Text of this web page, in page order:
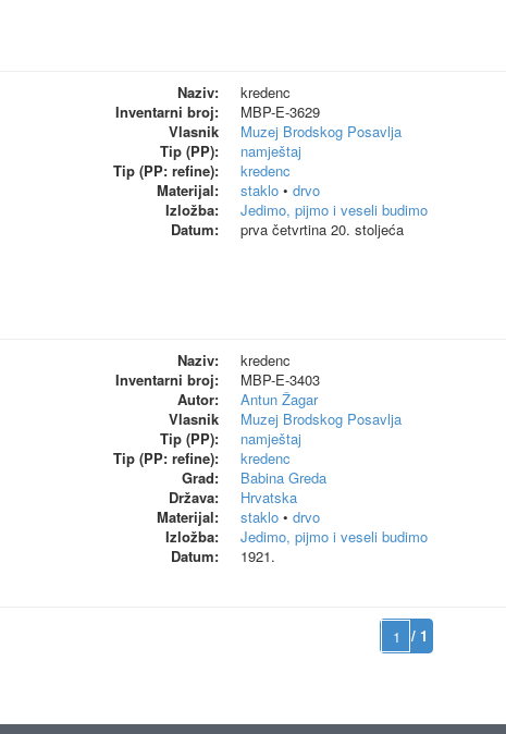
Naziv:
kredenc
Inventarni broj:
MBP-E-3629
Vlasnik
Muzej Brodskog Posavlja
Tip (PP):
namještaj
Tip (PP: refine):
kredenc
Materijal:
staklo • drvo
Izložba:
Jedimo, pijmo i veseli budimo
Datum:
prva četvrtina 20. stoljeća
Naziv:
kredenc
Inventarni broj:
MBP-E-3403
Autor:
Antun Žagar
Vlasnik
Muzej Brodskog Posavlja
Tip (PP):
namještaj
Tip (PP: refine):
kredenc
Grad:
Babina Greda
Država:
Hrvatska
Materijal:
staklo • drvo
Izložba:
Jedimo, pijmo i veseli budimo
Datum:
1921.
/ 1